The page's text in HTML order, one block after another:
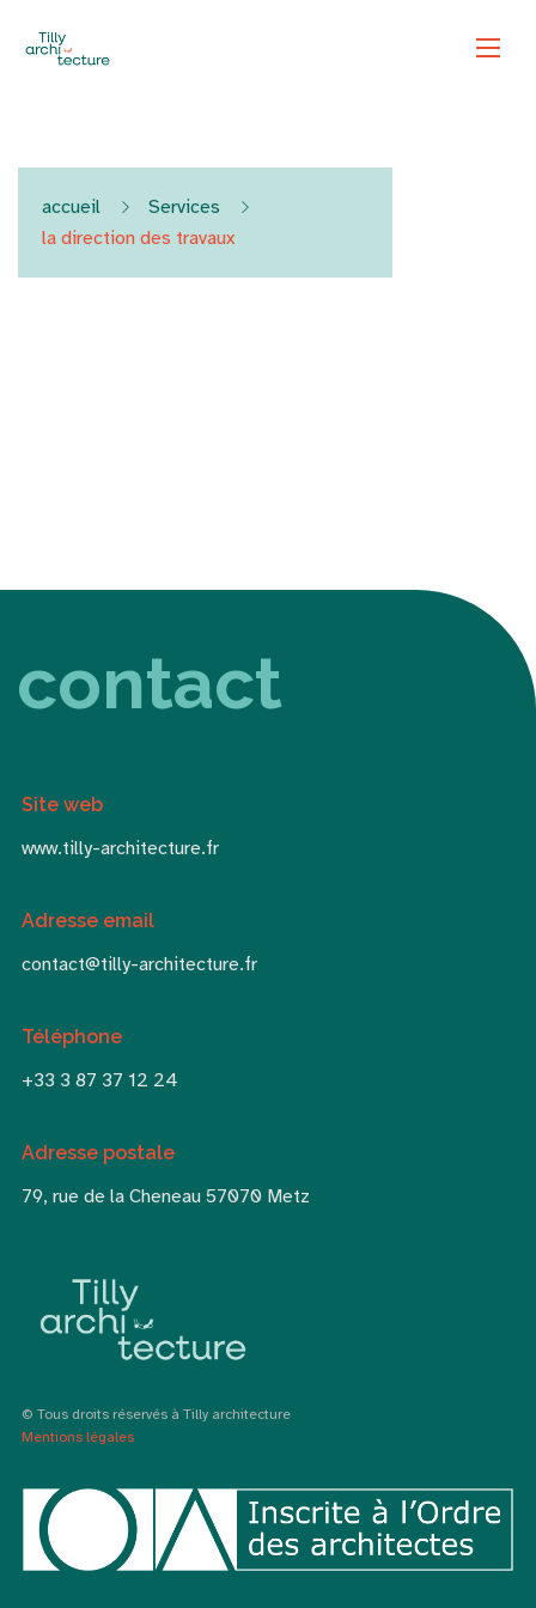
accueil
Services
la direction des travaux
contact
Site web
www.tilly-architecture.fr
Adresse email
contact@tilly-architecture.fr
Téléphone
+33 3 87 37 12 24
Adresse postale
79, rue de la Cheneau 57070 Metz
© Tous droits réservés à Tilly architecture
Mentions légales